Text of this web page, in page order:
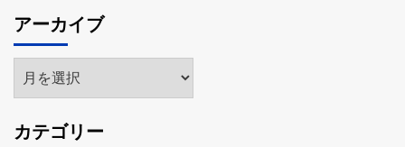
アーカイブ
ア
ー
イ
カテゴリー